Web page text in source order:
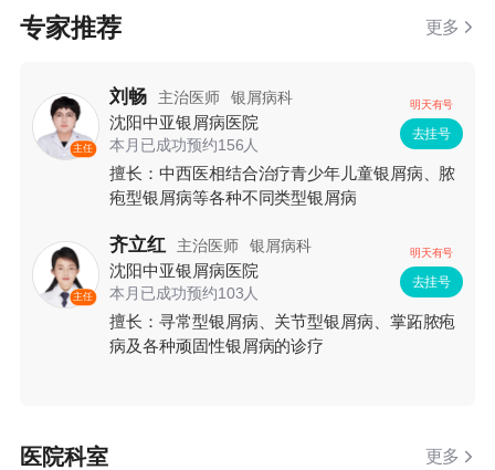
专家推荐 更多
主任
刘畅 主治医师 银屑病科
沈阳中亚银屑病医院
本月已成功预约156人
明天有号
去挂号
擅长：中西医相结合治疗青少年儿童银屑病、脓
疱型银屑病等各种不同类型银屑病
主任
齐立红 主治医师 银屑病科
沈阳中亚银屑病医院
本月已成功预约103人
明天有号
去挂号
擅长：寻常型银屑病、关节型银屑病、掌跖脓疱
病及各种顽固性银屑病的诊疗
医院科室 更多